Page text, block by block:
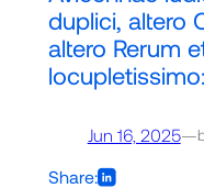
duplici, altero
altero Rerum
Jun 16, 2025—
Share: